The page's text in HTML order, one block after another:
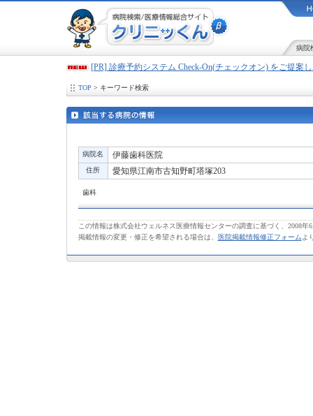
病院
[PR] 診療予約システム Check-On(チェックオン) をご提案
TOP > キーワード検索
病院名 伊藤歯科医院
住所 愛知県江南市古知野町塔塚203
歯科
この情報は株式会社ウェルネス医療情報センターの調査に基づく、2008年
掲載情報の変更・修正を希望される場合は、
医院掲載情報修正フォーム よ